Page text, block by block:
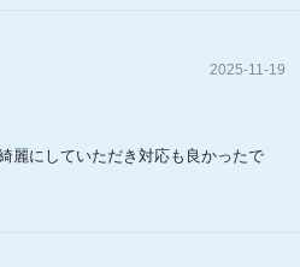
2025-11-19
麗にしていただき対応も良かったで